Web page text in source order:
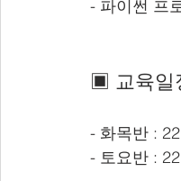
- 파이썬 프
▣ 교육일
- 화목반 :
- 토요반 :